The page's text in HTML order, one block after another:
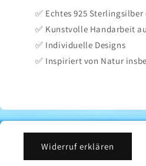
✅ Echtes 925 Sterlingsilber
✅ Kunstvolle Handarbeit
✅ Individuelle Designs
✅ Inspiriert von Natur
Widerruf erklären